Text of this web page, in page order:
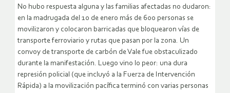
No hubo respuesta alguna y las familias afectadas no dudaron:
en la madrugada del 10 de enero más de 600 personas se
movilizaron y colocaron barricadas que bloquearon vías de
transporte ferroviario y rutas que pasan por la zona. Un
convoy de transporte de carbón de Vale fue obstaculizado
durante la manifestación. Luego vino lo peor: una dura
represión policial (que incluyó a la Fuerza de Intervención
Rápida) a la movilización pacífica terminó con varias personas